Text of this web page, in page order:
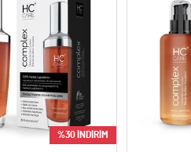
%30 İNDİRİM